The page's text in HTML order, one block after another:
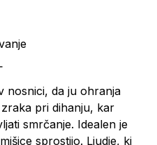
nosnici, da ju ohranja
pri dihanju, kar
smrčanje. Idealen je
sprostijo. Ljudje, ki